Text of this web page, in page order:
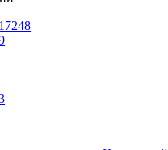
17248